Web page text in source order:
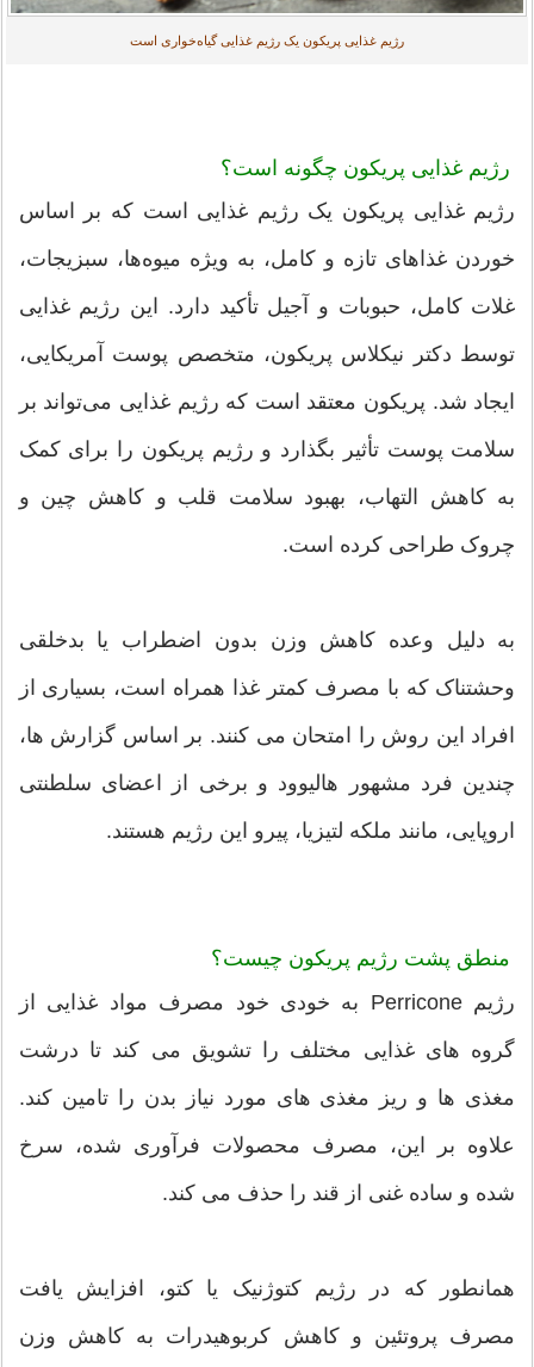
رژیم غذایی پریکون یک رژیم غذایی گیاه‌خواری است
رژیم غذایی پریکون چگونه است؟
رژیم غذایی پریکون یک رژیم غذایی است که بر اساس
خوردن غذاهای تازه و کامل، به ویژه میوه‌ها، سبزیجات،
غلات کامل، حبوبات و آجیل تأکید دارد. این رژیم غذایی
توسط دکتر نیکلاس پریکون، متخصص پوست آمریکایی،
ایجاد شد. پریکون معتقد است که رژیم غذایی می‌تواند بر
سلامت پوست تأثیر بگذارد و رژیم پریکون را برای کمک
به کاهش التهاب، بهبود سلامت قلب و کاهش چین و
چروک طراحی کرده است.
به دلیل وعده کاهش وزن بدون اضطراب یا بدخلقی
وحشتناک که با مصرف کمتر غذا همراه است، بسیاری از
افراد این روش را امتحان می کنند. بر اساس گزارش ها،
چندین فرد مشهور هالیوود و برخی از اعضای سلطنتی
اروپایی، مانند ملکه لتیزیا، پیرو این رژیم هستند.
منطق پشت رژیم پریکون چیست؟
رژیم Perricone به خودی خود مصرف مواد غذایی از
گروه های غذایی مختلف را تشویق می کند تا درشت
مغذی ها و ریز مغذی های مورد نیاز بدن را تامین کند.
علاوه بر این، مصرف محصولات فرآوری شده، سرخ
شده و ساده غنی از قند را حذف می کند.
همانطور که در رژیم کتوژنیک یا کتو، افزایش یافت
مصرف پروتئین و کاهش کربوهیدرات به کاهش وزن